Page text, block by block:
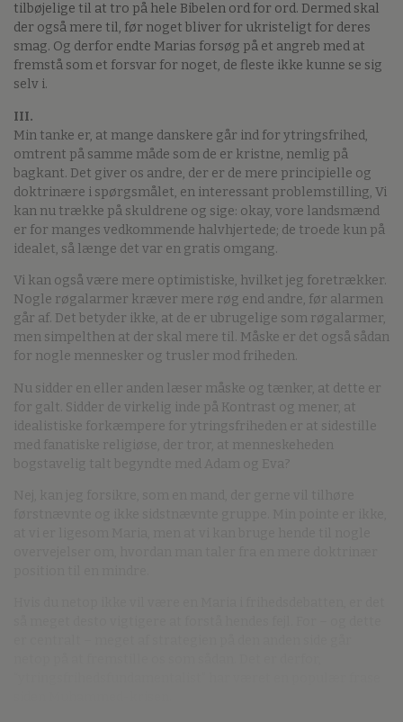
tilbøjelige til at tro på hele Bibelen ord for ord. Dermed skal
der også mere til, før noget bliver for ukristeligt for deres
smag. Og derfor endte Marias forsøg på et angreb med at
fremstå som et forsvar for noget, de fleste ikke kunne se sig
selv i.
III.
Min tanke er, at mange danskere går ind for ytringsfrihed,
omtrent på samme måde som de er kristne, nemlig på
bagkant. Det giver os andre, der er de mere principielle og
doktrinære i spørgsmålet, en interessant problemstilling, Vi
kan nu trække på skuldrene og sige: okay, vore landsmænd
er for manges vedkommende halvhjertede; de troede kun på
idealet, så længe det var en gratis omgang.
Vi kan også være mere optimistiske, hvilket jeg foretrækker.
Nogle røgalarmer kræver mere røg end andre, før alarmen
går af. Det betyder ikke, at de er ubrugelige som røgalarmer,
men simpelthen at der skal mere til. Måske er det også sådan
for nogle mennesker og trusler mod friheden.
Nu sidder en eller anden læser måske og tænker, at dette er
for galt. Sidder de virkelig inde på Kontrast og mener, at
idealistiske forkæmpere for ytringsfriheden er at sidestille
med fanatiske religiøse, der tror, at menneskeheden
bogstavelig talt begyndte med Adam og Eva?